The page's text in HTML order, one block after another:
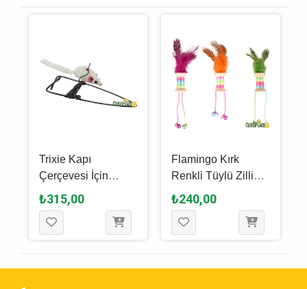
Trixie Kapı
Çerçevesi İçin
Asmalı Peluş Fare
Kedi Oyuncağı 8
Cm - 190 Cm
₺315,00
Flamingo Kırk
Renkli Tüylü Zilli
Makara Kedi
Oyuncağı Karışık
Renkli 17 Cm - 1
₺240,00